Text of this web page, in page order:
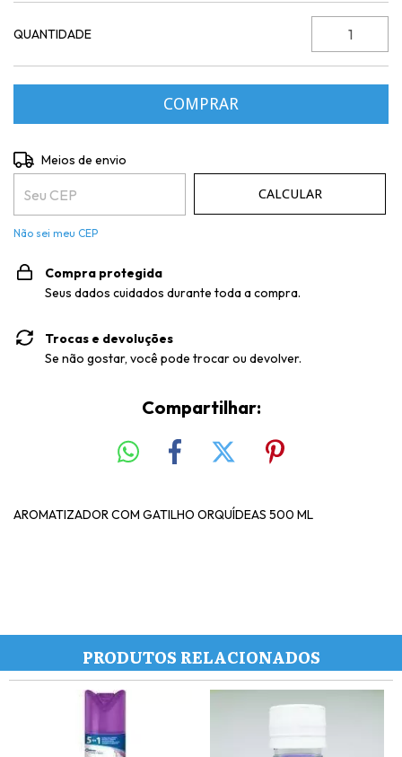
QUANTIDADE
Entregas para o CEP:
Meios de envio
CALCULAR
Não sei meu CEP
Compra protegida
Seus dados cuidados durante toda a compra.
Trocas e devoluções
Se não gostar, você pode trocar ou devolver.
Compartilhar:
AROMATIZADOR COM GATILHO ORQUÍDEAS 500 ML
PRODUTOS RELACIONADOS